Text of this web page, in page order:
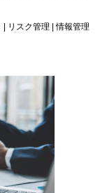
| リスク管理 |情報管理